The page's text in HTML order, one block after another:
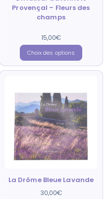
Provençal – Fleurs des
champs
Note
3.00
sur 5
15,00€
Choix des options
La Drôme Bleue Lavande
30,00€